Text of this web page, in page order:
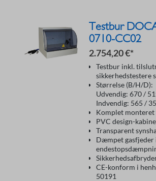
Testbur
0710-CC02
2.754,20 €*
Testbur inkl.
sikkerhedstestere
Størrelse (B/H/D):
Udvendig: 670 /
Indvendig: 565 /
Komplet
PVC design-
Transparent
Dæmpet gasfjeder
CE-konform i
50191